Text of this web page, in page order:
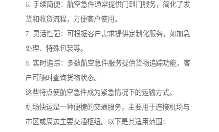
6. 手续简便：航空急件通常提供门到门服务，简化了发
货和收货流程，方便客户使用。
7. 灵活性强：可根据客户需求提供定制化服务，如加急
处理、特殊包装等。
8. 实时追踪：多数航空急件服务提供货物追踪功能，客
户可随时查询货物状态。
这些特点使航空急件成为紧急情况下的运输方式。
机场快运是一种便捷的交通服务，主要用于连接机场与
市区或周边主要交通枢纽。以下是其适用范围：